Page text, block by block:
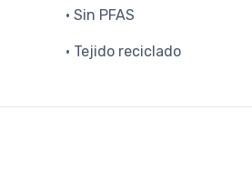
• Sin PFAS
• Tejido reciclado